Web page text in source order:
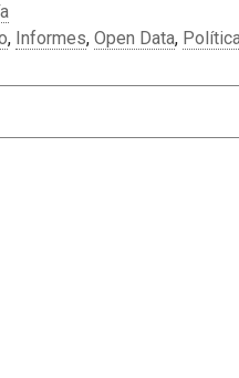
, Informes, Open Data,